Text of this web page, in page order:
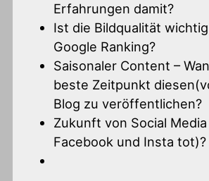
Erfahrungen damit?
Ist die Bildqualität
Google Ranking?
Saisonaler Content –
beste Zeitpunkt
Blog zu veröffentlichen?
Zukunft von Social
Facebook und Insta tot)?